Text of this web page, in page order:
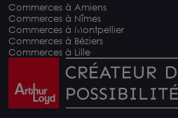
Commerces à Amiens
Commerces à Nîmes
Commerces à Montpellier
Commerces à Béziers
Commerces à Lille